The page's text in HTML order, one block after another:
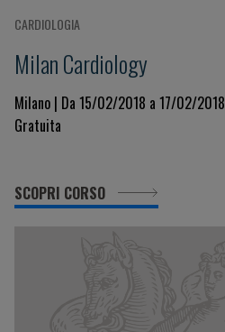
CARDIOLOGIA
Milan Cardiology
Milano | Da 15/02/2018 a 17/02/2018
Gratuita
SCOPRI CORSO